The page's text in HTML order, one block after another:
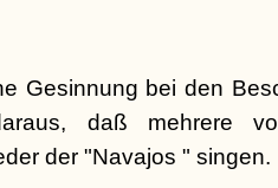
Gesinnung bei den
daß mehrere
der "Navajos " singen.